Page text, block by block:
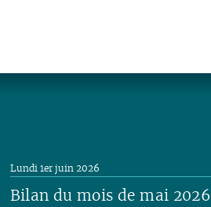
Bilan du mois de mai 2026
Lundi 1er juin 2026